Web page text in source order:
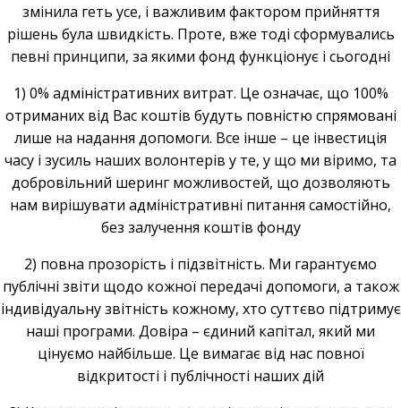
змінила геть усе, і важливим фактором прийняття
рішень була швидкість. Проте, вже тоді сформувались
певні принципи, за якими фонд функціонує і сьогодні
1) 0% адміністративних витрат. Це означає, що 100%
отриманих від Вас коштів будуть повністю спрямовані
лише на надання допомоги. Все інше – це інвестиція
часу і зусиль наших волонтерів у те, у що ми віримо, та
добровільний шеринг можливостей, що дозволяють
нам вирішувати адміністративні питання самостійно,
без залучення коштів фонду
2) повна прозорість і підзвітність. Ми гарантуємо
публічні звіти щодо кожної передачі допомоги, а також
індивідуальну звітність кожному, хто суттєво підтримує
наші програми. Довіра – єдиний капітал, який ми
цінуємо найбільше. Це вимагає від нас повної
відкритості і публічності наших дій